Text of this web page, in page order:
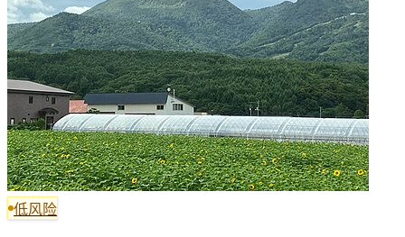
低风险